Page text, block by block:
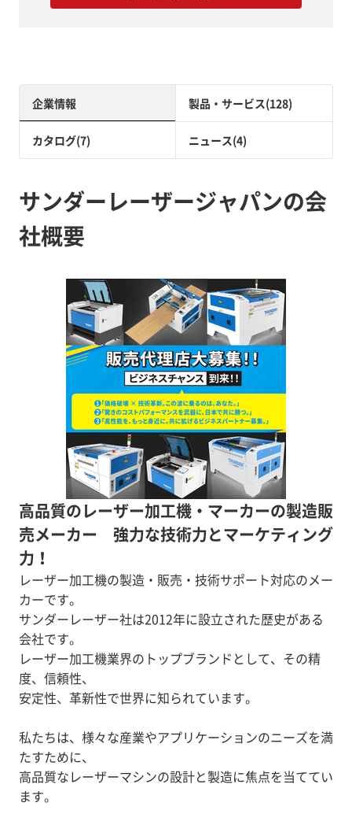
企業情報 製品・サービス(128)
カタログ(7) ニュース(4)
サンダーレーザージャパンの会
社概要
高品質のレーザー加工機・マーカーの製造販
売メーカー 強力な技術力とマーケティング
力！
レーザー加工機の製造・販売・技術サポート対応のメー
カーです。
サンダーレーザー社は2012年に設立された歴史がある
会社です。
レーザー加工機業界のトップブランドとして、その精
度、信頼性、
安定性、革新性で世界に知られています。
私たちは、様々な産業やアプリケーションのニーズを満
たすために、
高品質なレーザーマシンの設計と製造に焦点を当ててい
ます。